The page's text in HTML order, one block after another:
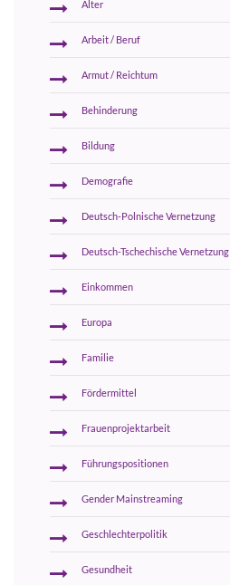
Alter
Arbeit / Beruf
Armut / Reichtum
Behinderung
Bildung
Demografie
Deutsch-Polnische Vernetzung
Deutsch-Tschechische Vernetzung
Einkommen
Europa
Familie
Fördermittel
Frauenprojektarbeit
Führungspositionen
Gender Mainstreaming
Geschlechterpolitik
Gesundheit